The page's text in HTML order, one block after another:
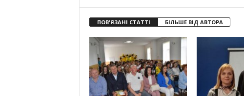
ПОВ'ЯЗАНІ СТАТТІ БІЛЬШЕ ВІД АВТОРА